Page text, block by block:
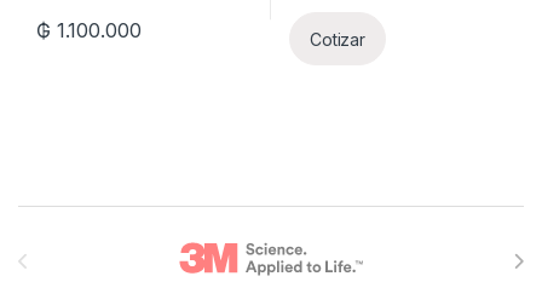
₲ 1.100.000 Cotizar